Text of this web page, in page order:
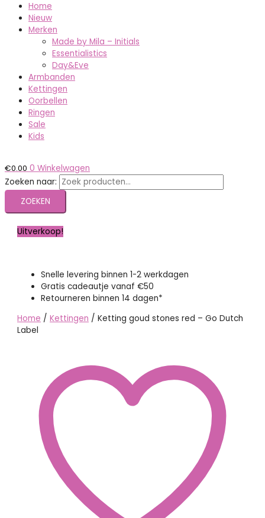
Home
Nieuw
Merken
Made by Mila – Initials
Essentialistics
Day&Eve
Armbanden
Kettingen
Oorbellen
Ringen
Sale
Kids
€0.00 0 Winkelwagen
Zoeken naar:
ZOEKEN
Uitverkoop!
Snelle levering binnen 1-2 werkdagen
Gratis cadeautje vanaf €50
Retourneren binnen 14 dagen*
Home /Kettingen / Ketting goud stones red – Go Dutch
Label